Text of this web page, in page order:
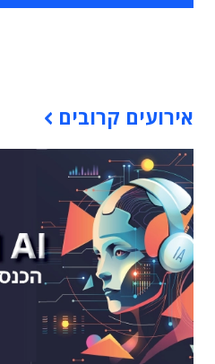
אירועים קרובים